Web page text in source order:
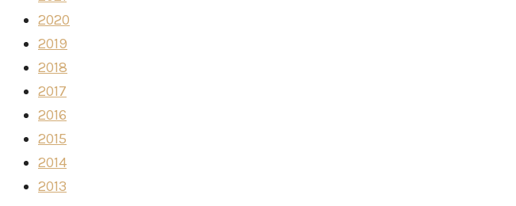
2020
2019
2018
2017
2016
2015
2014
2013